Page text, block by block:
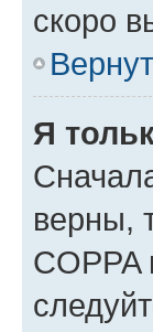
скоро
Я
верны,
COPPA